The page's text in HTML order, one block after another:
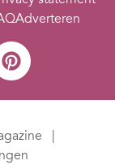
Adverteren